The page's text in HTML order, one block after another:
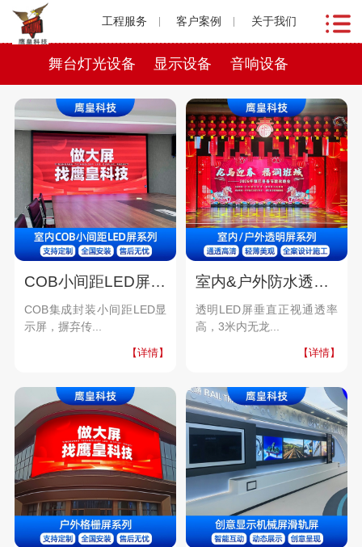
工程服务 客户案例 关于我们
舞台灯光设备 显示设备 音响设备
COB小间距LED屏系列
COB集成封装小间距LED显
示屏，摒弃传...
【详情】
室内&户外防水透明屏系列
透明LED屏垂直正视通透率
高，3米内无龙...
【详情】